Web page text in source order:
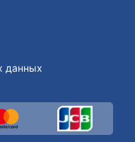
данных